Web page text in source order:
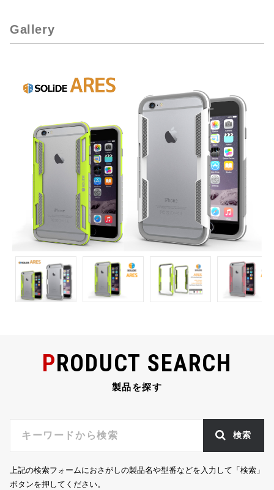
e
o
o
te n
l
Gallery
PRODUCT SEARCH
製品を探す
検索
上記の検索フォームにおさがしの製品名や型番などを入力して「検索」
ボタンを押してください。